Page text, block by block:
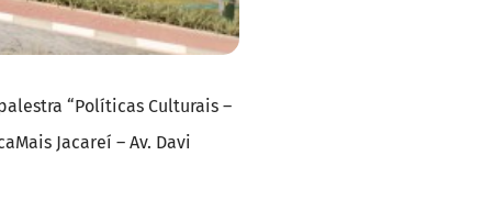
“Políticas Culturais –
Jacareí – Av. Davi